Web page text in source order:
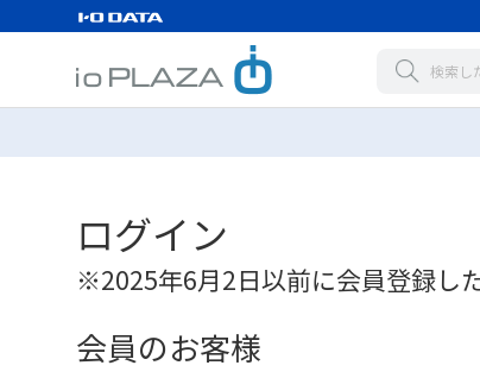
ログイン
※2025年6月2日以前に会員登録し
会員のお客様